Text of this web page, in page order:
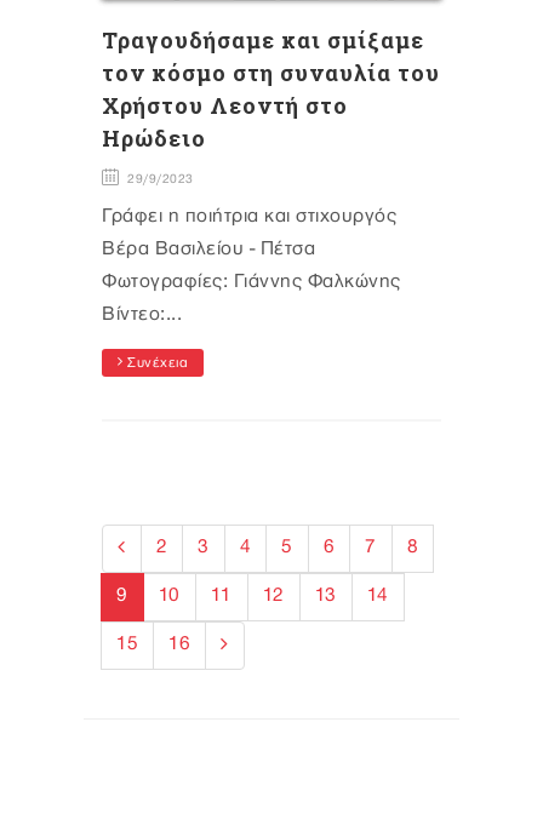
Τραγουδήσαμε και σμίξαμε
τον κόσμο στη συναυλία του
Χρήστου Λεοντή στο
Ηρώδειο
29/9/2023
Γράφει η ποιήτρια και στιχουργός
Βέρα Βασιλείου - Πέτσα
Φωτογραφίες: Γιάννης Φαλκώνης
Βίντεο:...
Συνέχεια
2 3 4 5 6 7 8
9 10 11 12 13 14
15 16